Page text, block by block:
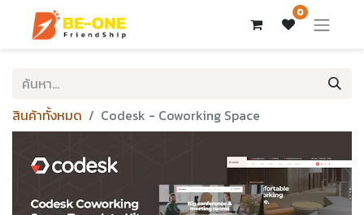
0
สินค้าทั้งหมด Codesk - Coworking Space